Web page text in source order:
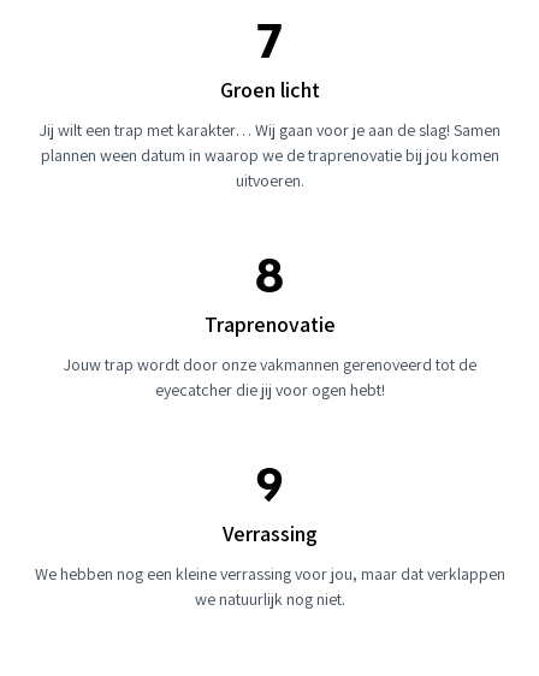
Groen licht
Jij wilt een trap met karakter… Wij gaan voor je aan de slag! Samen
plannen ween datum in waarop we de traprenovatie bij jou komen
uitvoeren.
Traprenovatie
Jouw trap wordt door onze vakmannen gerenoveerd tot de
eyecatcher die jij voor ogen hebt!
Verrassing
We hebben nog een kleine verrassing voor jou, maar dat verklappen
we natuurlijk nog niet.